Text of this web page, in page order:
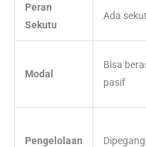
Peran
Sekutu
Ada
Modal
Bisa
pasif
Pengelolaan